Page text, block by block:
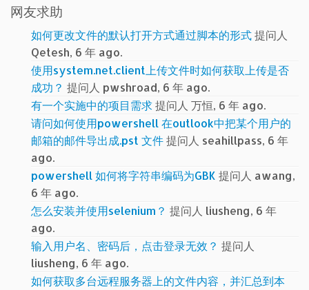
网友求助
如何更改文件的默认打开方式通过脚本的形式提问人
Qetesh, 6 年 ago.
使用system.net.client上传文件时如何获取上传是否
成功？ 提问人 pwshroad, 6 年 ago.
有一个实施中的项目需求提问人 万恒, 6 年 ago.
请问如何使用powershell 在outlook中把某个用户的
邮箱的邮件导出成.pst 文件提问人 seahillpass, 6 年
ago.
powershell 如何将字符串编码为GBK 提问人 awang,
6 年 ago.
怎么安装并使用selenium？ 提问人 liusheng, 6 年
ago.
输入用户名、密码后，点击登录无效？ 提问人
liusheng, 6 年 ago.
如何获取多台远程服务器上的文件内容，并汇总到本